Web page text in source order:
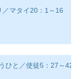
マタイ20：1～16
ひと／使徒5：27～42